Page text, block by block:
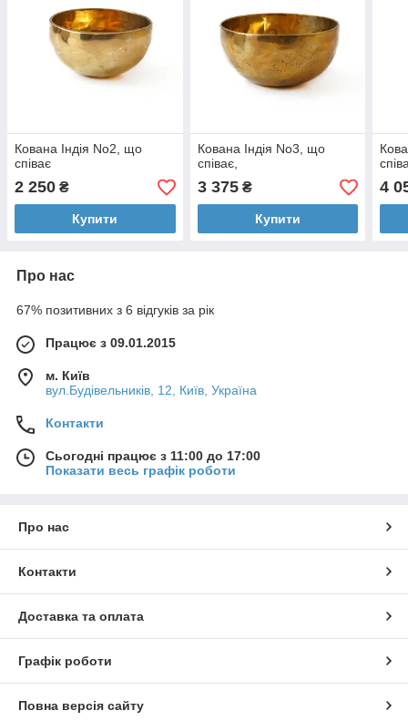
Кована Індія No2, що
співає
2 250 ₴
Купити
Кована Індія No3, що
співає,
3 375₴
Купити
4
Про нас
67% позитивних з 6 відгуків за рік
Працює з 09.01.2015
м. Київ
вул.Будівельників, 12, Київ, Україна
Контакти
Сьогодні працює з 11:00 до 17:00
Показати весь графік роботи
Про нас
Контакти
Доставка та оплата
Графік роботи
Повна версія сайту